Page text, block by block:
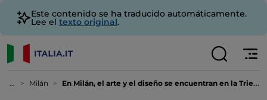
Este contenido se ha traducido automáticamente.
Lee el texto original.
... Milán En Milán, el arte y el diseño se encuentran en la Trienal